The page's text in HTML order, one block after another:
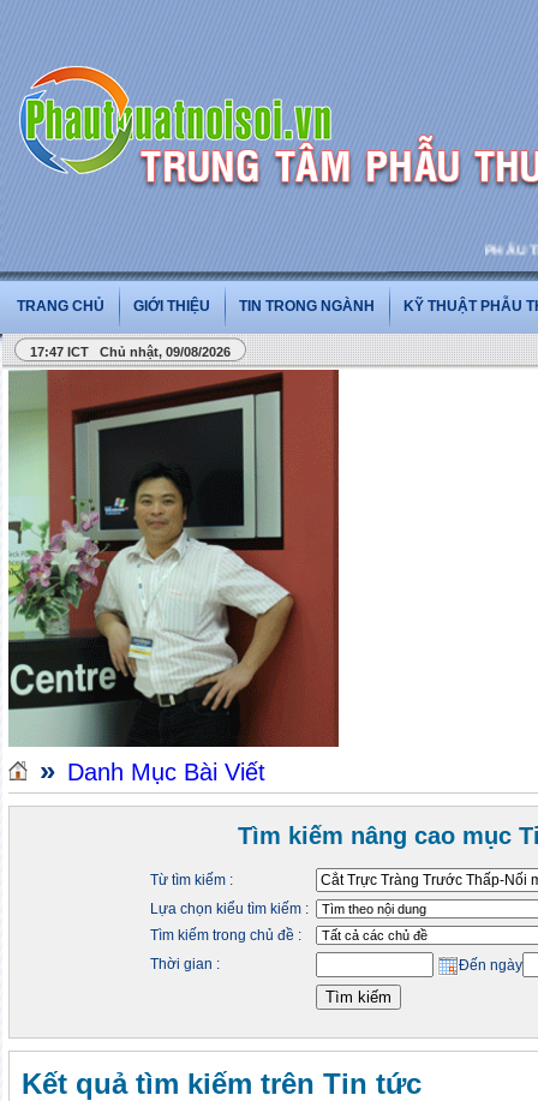
PHẪU
TRANG CHỦ GIỚI THIỆU TIN TRONG NGÀNH KỸ THUẬT PHẪU
17:47 ICT Chủ nhật, 09/08/2026
» Danh Mục Bài Viết
Tìm kiếm nâng cao mục
Từ tìm kiếm :
Lựa chọn kiểu tìm kiếm :
Tìm kiếm trong chủ đề :
Thời gian :
Đến ngày
Kết quả tìm kiếm trên Tin tức